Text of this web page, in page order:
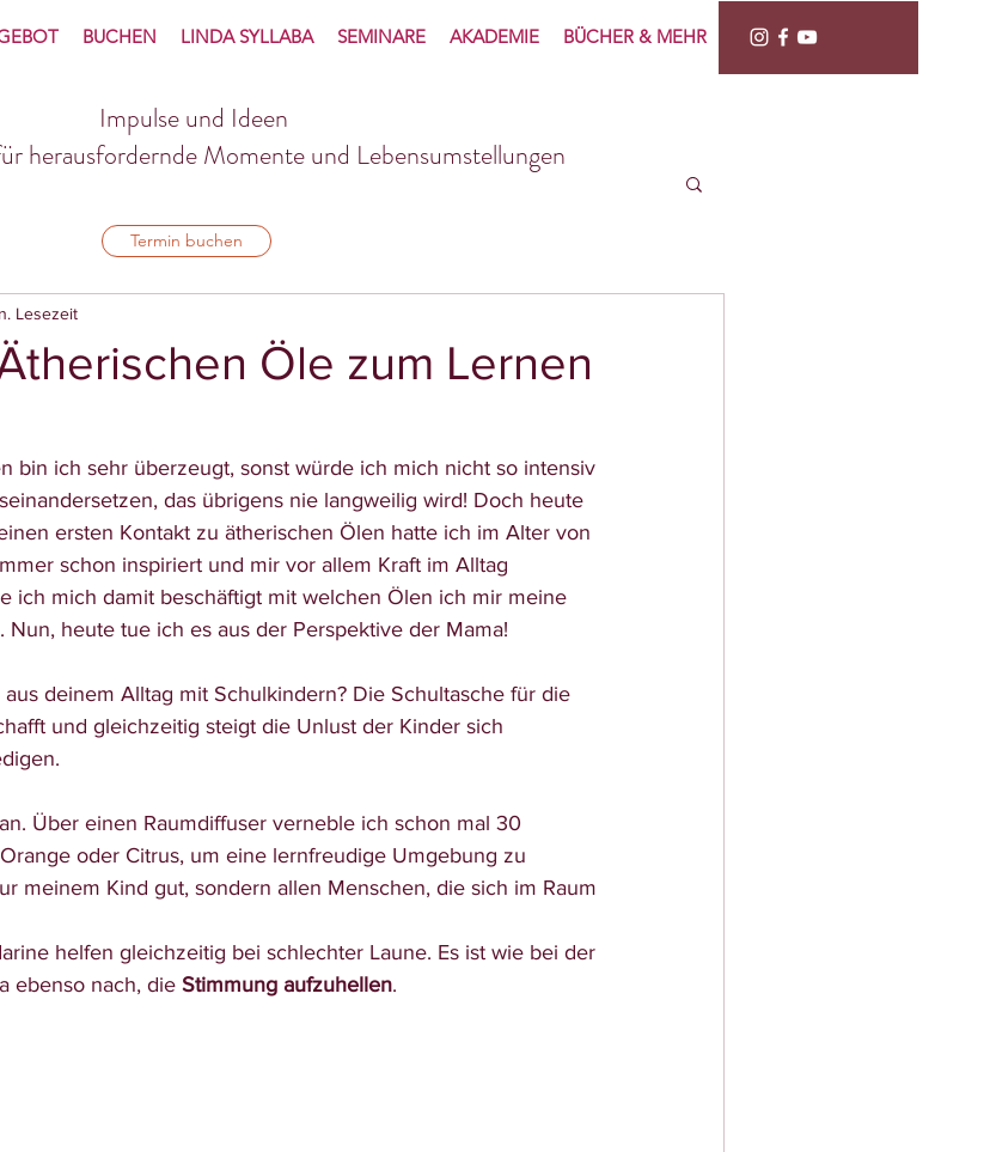
BUCHEN LINDA SYLLABA SEMINARE AKADEMIE BÜCHER & MEHR
Impulse und Ideen
herausfordernde Momente und Lebensumstellungen
Öle zum Lernen
Lesezeit
bin ich sehr überzeugt, sonst würde ich mich nicht so intensiv
das übrigens nie langweilig wird! Doch heute
ersten Kontakt zu ätherischen Ölen hatte ich im Alter von
schon inspiriert und mir vor allem Kraft im Alltag
ich mich damit beschäftigt mit welchen Ölen ich mir meine
Nun, heute tue ich es aus der Perspektive der Mama!
und gleichzeitig steigt die Unlust der Kinder sich
oder Citrus, um eine lernfreudige Umgebung zu
meinem Kind gut, sondern allen Menschen, die sich im Raum
ebenso nach, die Stimmung aufzuhellen.
Termin buchen